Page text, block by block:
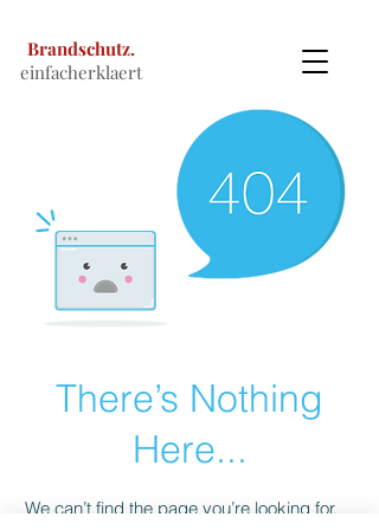
Brandschutz.
einfacherklaert
There’s Nothing
Here...
We can’t find the page you’re looking for.